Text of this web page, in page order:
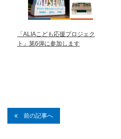
「ALIAこども応援プロジェク
ト」第6弾に参加します
前の記事へ